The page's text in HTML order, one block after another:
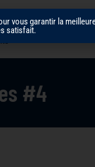
#4
vous garantir la
satisfait.